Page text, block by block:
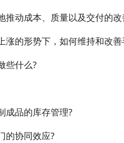
动成本、质量以及交付的改
的形势下，如何维持和改善
什么?
品的库存管理?
协同效应?